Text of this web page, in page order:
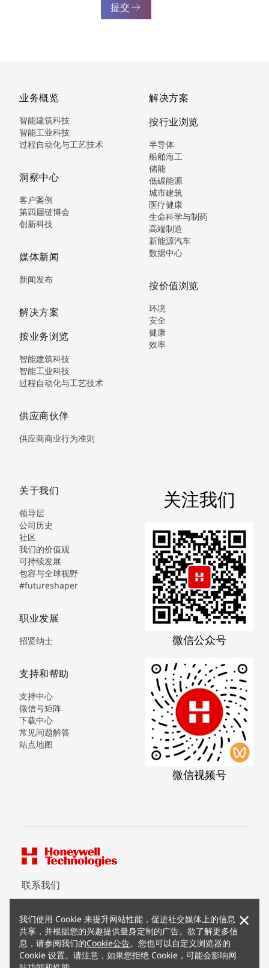
提交
我们使用 Cookie 来提升网站性能，促进社交媒体上的信息
共享，并根据您的兴趣提供量身定制的广告。欲了解更多信
息，请参阅我们的Cookie公告。您也可以自定义浏览器的
Cookie 设置。请注意，如果您拒绝 Cookie，可能会影响网
×
业务概览
智能建筑科技
智能工业科技
过程自动化与工艺技术
洞察中心
客户案例
第四届链博会
创新科技
媒体新闻
新闻发布
解决方案
按业务浏览
智能建筑科技
智能工业科技
过程自动化与工艺技术
供应商伙伴
供应商商业行为准则
解决方案
按行业浏览
半导体
船舶海工
储能
低碳能源
城市建筑
医疗健康
生命科学与制药
高端制造
新能源汽车
数据中心
按价值浏览
环境
安全
健康
效率
关于我们
领导层
公司历史
社区
我们的价值观
可持续发展
包容与全球视野
#futureshaper
职业发展
招贤纳士
支持和帮助
支持中心
微信号矩阵
下载中心
常见问题解答
站点地图
关注我们
微信公众号
微信视频号
联系我们
版权所有 ©2026 霍尼韦尔（中国）有限公司
沪公网安备 31011502012180号
沪ICP备15008415号
条款条约